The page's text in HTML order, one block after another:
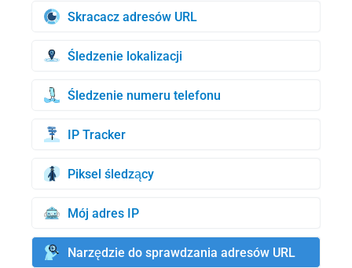
Skracacz adresów URL
Śledzenie lokalizacji
Śledzenie numeru telefonu
IP Tracker
Piksel śledzący
Mój adres IP
Narzędzie do sprawdzania adresów URL